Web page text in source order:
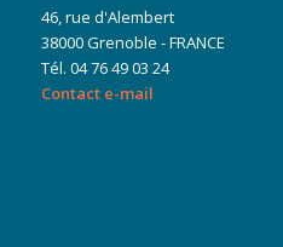
46, rue d'Alembert
38000 Grenoble - FRANCE
Tél. 04 76 49 03 24
Contact e-mail